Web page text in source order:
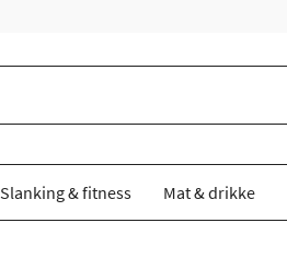
Slanking & fitness Mat & drikke